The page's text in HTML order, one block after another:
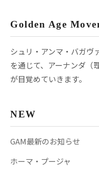
Golden Age
シュリ・アンマ・バガヴ
を通じて、アーナンダ（
が目覚めていきます。
NEW
GAM最新のお知らせ
ホーマ・プージャ